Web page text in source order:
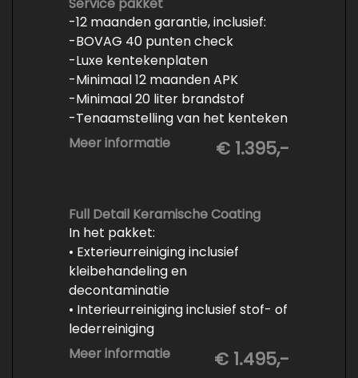
- Volledige inspectie
- Poetsen binnen en buiten
-12 maanden garantie, inclusief:
-BOVAG 40 punten check
-Luxe kentekenplaten
-Minimaal 12 maanden APK
-Minimaal 20 liter brandstof
-Tenaamstelling van het kenteken
-Vrijwaren van de inruilauto
polijsten
Meer informatie € 1.395,-
Full Detail Keramische Coating
In het pakket:
• Exterieurreiniging inclusief
kleibehandeling en
decontaminatie
• Interieurreiniging inclusief stof- of
lederreiniging
• 3-staps lakcorrectie
• Keramische Coating (+/- 5 jaar)
Meer informatie € 1.495,-